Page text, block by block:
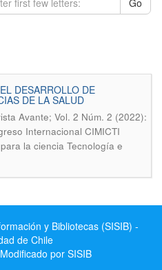
Go
DESARROLLO DE
DE LA SALUD
Avante; Vol. 2 Núm. 2 (2022):
Internacional CIMICTI
la ciencia Tecnología e
y Bibliotecas (SISIB) -
de Chile
por SISIB